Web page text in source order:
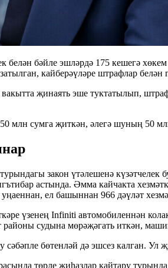
бәйле эшләрдә 175 кешегә
кайберәүләре штрафлар белән
җинаять эше туктатылып,
млн сумга җиткән, әлегә шуның 50
закон үтәлешенә күзәтчелек
астында. Әмма кайчакта
ел башыннан 966 дәүләт
үзенең Infiniti автомобиленнән
судына мөрәҗәгать иткән,
бөтенләй дә эшсез калган. Ул
төрле җиһазлар кайтару